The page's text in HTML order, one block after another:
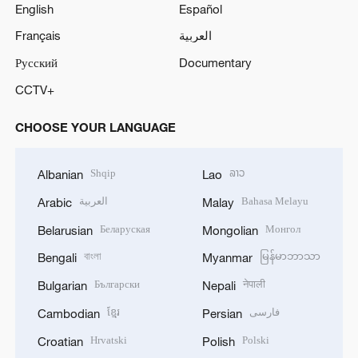
English
Español
Français
العربية
Русский
Documentary
CCTV+
CHOOSE YOUR LANGUAGE
Albanian Shqip
Arabic العربية
Belarusian Беларуская
Bengali বাংলা
Bulgarian Български
Cambodian ខ្មែរ
Croatian Hrvatski
Lao ລາວ
Malay Bahasa Melayu
Mongolian Монгол
Myanmar မြန်မာဘာသာ
Nepali नेपाली
Persian فارسی
Polish Polski